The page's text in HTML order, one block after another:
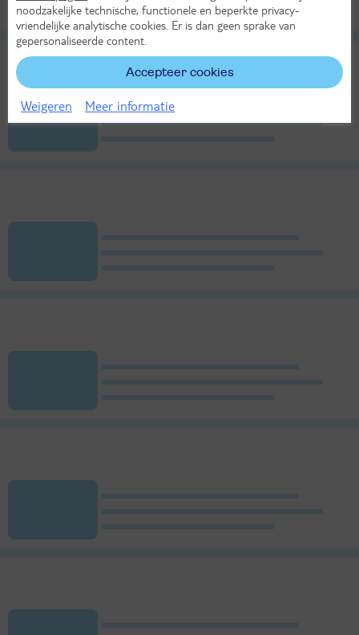
noodzakelijke technische, functionele en beperkte privacy-
vriendelijke analytische cookies. Er is dan geen sprake van
gepersonaliseerde content.
Accepteer cookies
Weigeren Meer informatie